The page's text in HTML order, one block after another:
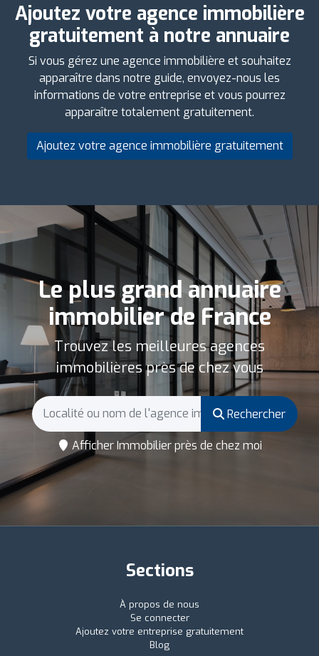
Ajoutez votre agence immobilière
gratuitement à notre annuaire
Si vous gérez une agence immobilière et souhaitez
apparaître dans notre guide, envoyez-nous les
informations de votre entreprise et vous pourrez
apparaître totalement gratuitement.
Ajoutez votre agence immobilière gratuitement
Le plus grand annuaire
immobilier de France
Trouvez les meilleures agences
immobilières près de chez vous
Rechercher
Afficher Immobilier près de chez moi
Sections
À propos de nous
Se connecter
Ajoutez votre entreprise gratuitement
Blog